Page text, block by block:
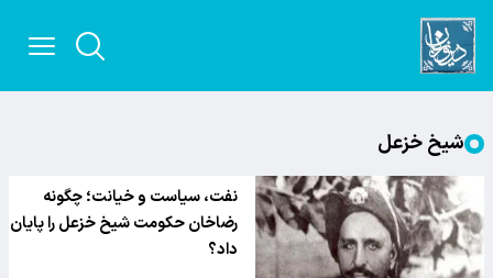
شیخ خزعل
نفت، سیاست و خیانت؛ چگونه
رضاخان حکومت شیخ خزعل را پایان
داد؟